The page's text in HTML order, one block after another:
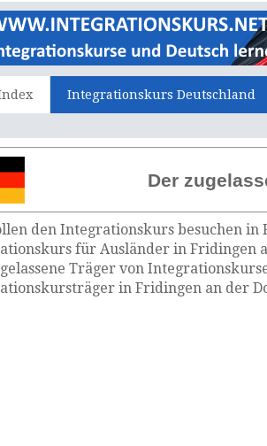
Integrationskurs Deutschland
Der
den Integrationskurs besuchen in
für Ausländer in Fridingen
Träger von
in Fridingen an der